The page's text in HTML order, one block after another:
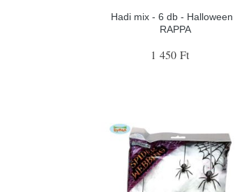
Hadi mix - 6 db - Halloween
RAPPA
1 450 Ft